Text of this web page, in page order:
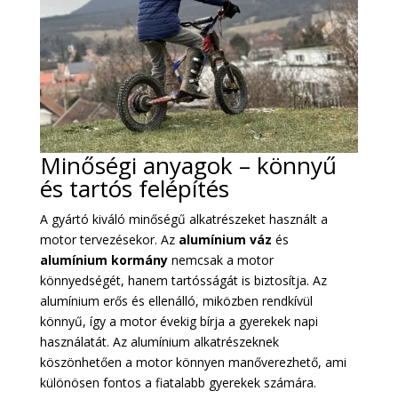
Minőségi anyagok – könnyű
és tartós felépítés
A gyártó kiváló minőségű alkatrészeket használt a
motor tervezésekor. Az alumínium váz és
alumínium kormánynemcsak a motor
könnyedségét, hanem tartósságát is biztosítja. Az
alumínium erős és ellenálló, miközben rendkívül
könnyű, így a motor évekig bírja a gyerekek napi
használatát. Az alumínium alkatrészeknek
köszönhetően a motor könnyen manőverezhető, ami
különösen fontos a fiatalabb gyerekek számára.